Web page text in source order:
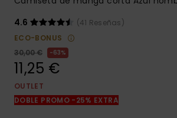
respuestas a
las preguntas
contacto.
4.6
(41 Reseñas)
ECO-BONUS
30,00 €
63%
11,25 €
OUTLET
DOBLE PROMO -25% EXTRA